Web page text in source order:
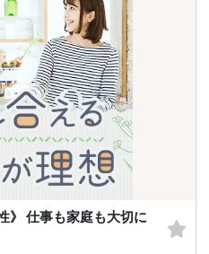
》 仕事も家庭も大切に